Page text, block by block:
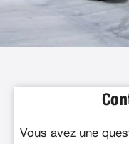
Vous avez une